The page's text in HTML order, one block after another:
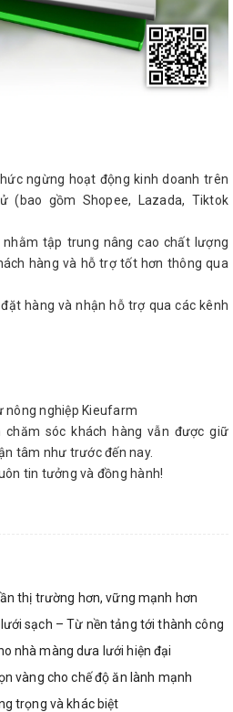
ngừng hoạt động kinh doanh trên
(bao gồm Shopee, Lazada, Tiktok
tập trung nâng cao chất lượng
hàng và hỗ trợ tốt hơn thông qua
hàng và nhận hỗ trợ qua các kênh
nông nghiệp Kieufarm
chăm sóc khách hàng vẫn được giữ
tâm như trước đến nay.
tin tưởng và đồng hành!
thị trường hơn, vững mạnh hơn
sạch – Từ nền tảng tới thành công
nhà màng dưa lưới hiện đại
vàng cho chế độ ăn lành mạnh
trọng và khác biệt